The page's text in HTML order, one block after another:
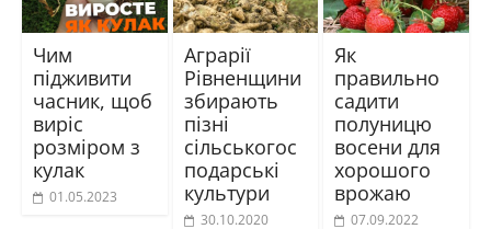
Чим
підживити
часник, щоб
виріс
розміром з
кулак
01.05.2023
Аграрії
Рівненщини
збирають
пізні
сільськогос
подарські
культури
30.10.2020
Як
правильно
садити
полуницю
восени для
хорошого
врожаю
07.09.2022